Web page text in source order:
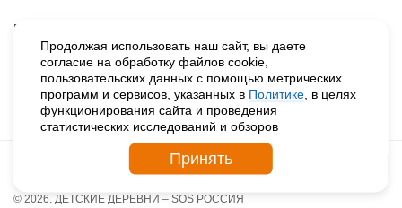
Будьте в курсе наших событий, подпишитесь на новости и акции
Нажимая на кнопку «Подписаться», вы даете согласие на
обработку персональных данных.
© 2026. ДЕТСКИЕ ДЕРЕВНИ – SOS РОССИЯ
Продолжая использовать наш сайт, вы даете
согласие на обработку файлов cookie,
пользовательских данных с помощью метрических
программ и сервисов, указанных в Политике, в целях
функционирования сайта и проведения
статистических исследований и обзоров
Принять